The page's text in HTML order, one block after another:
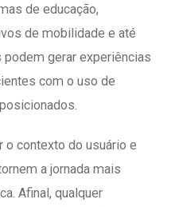
de educação,
de mobilidade e até
gerar experiências
com o uso de
o contexto do usuário e
a jornada mais
Afinal, qualquer